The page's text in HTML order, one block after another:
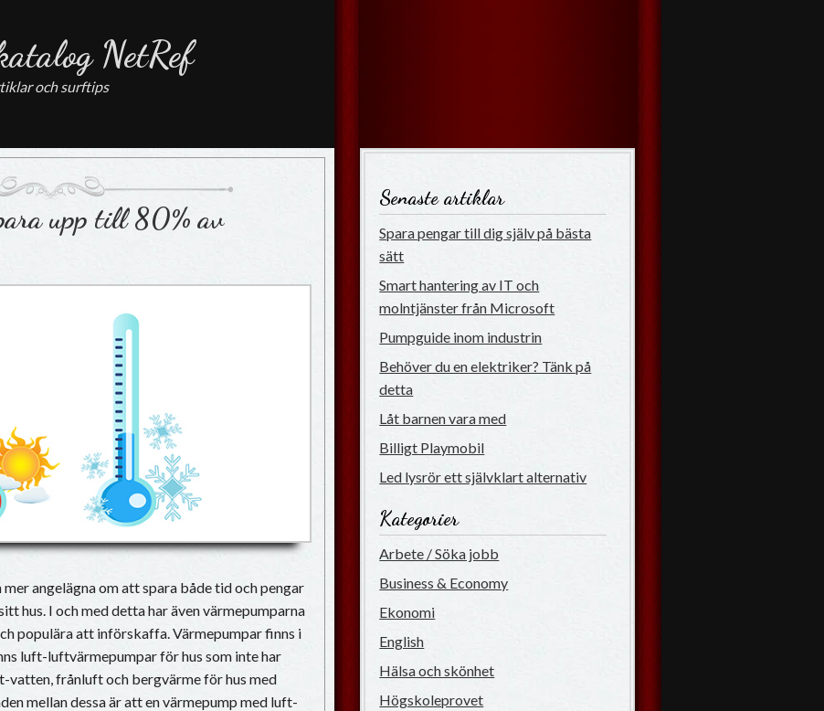
NetRef
och surftips
upp till 80% av
angelägna om att spara både tid och pengar
hus. I och med detta har även värmepumparna
populära att införskaffa. Värmepumpar finns i
luft-luftvärmepumpar för hus som inte har
frånluft och bergvärme för hus med
mellan dessa är att en värmepump med luft-
Senaste artiklar
Spara pengar till dig själv på bästa
sätt
Smart hantering av IT och
molntjänster från Microsoft
Pumpguide inom industrin
Behöver du en elektriker? Tänk på
detta
Låt barnen vara med
Billigt Playmobil
Led lysrör ett självklart alternativ
Kategorier
Arbete / Söka jobb
Business & Economy
Ekonomi
English
Hälsa och skönhet
Högskoleprovet